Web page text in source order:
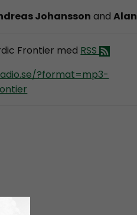
Johansson andAlan
Frontier med RSS
?format=mp3-